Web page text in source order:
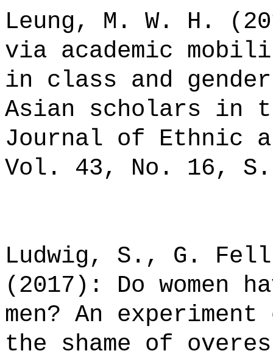
Leung, M. W. H.
via academic
in class and
Asian scholars in
Journal of Ethnic
Vol. 43, No. 16, S.
Ludwig, S., G.
(2017): Do women
men? An
the shame of